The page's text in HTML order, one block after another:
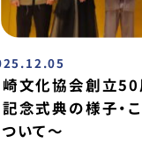
文化協会創立
念式典の様子・
いて～